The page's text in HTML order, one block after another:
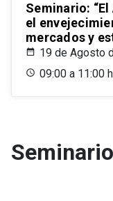
Seminario:
el
mercados y
19 de Agosto
09:00 a 11:00